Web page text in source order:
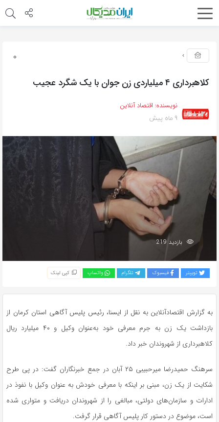
0
کلاهبرداری ۴ میلیاردی زن جوان با یک شگرد عجیب
نویسنده: اقتصاد آنلاین
9 ماه پیش
بازدید 219
توییتر فیسبوک تلگرام واتساپ کپی لینک
به گزارش اقتصادآنلاین به نقل از ایسنا، رئیس پلیس آگاهی استان کرمان از
بازداشت یک زن به جرم معرفی خود به‌عنوان وکیل و ۴۰ میلیارد ریال
کلاهبرداری از شهروندان خبر داد.
سرهنگ حمیدرضا میرحبیبی ۲۵ آبان در جمع خبرنگاران گفت: در پی طرح
شکایت از یک زن، مبنی بر اینکه با معرفی خودش به عنوان وکیل با نفوذ در
ادارات و سازمان‌های دولتی، مبالغی را از شهروندان دریافت و متواری شده
است، موضوع در دستور کار پلیس آگاهی قرار گرفت.